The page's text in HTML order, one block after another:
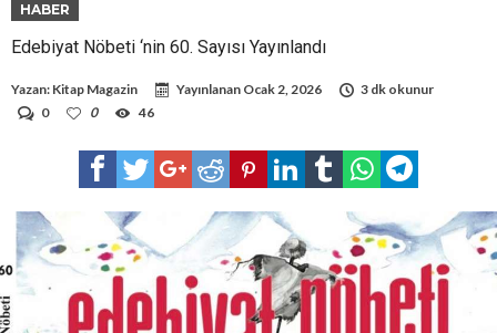
HABER
Edebiyat Nöbeti ‘nin 60. Sayısı Yayınlandı
Yazan: Kitap Magazin Yayınlanan Ocak 2, 2026
3 dk okunur
0
0 46